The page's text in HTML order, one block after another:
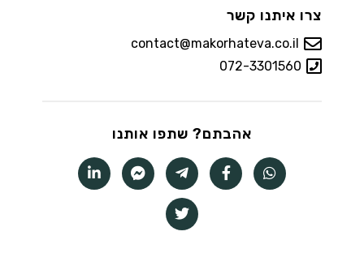
צרו איתנו קשר
contact@makorhateva.co.il
072-3301560
אהבתם? שתפו אותנו